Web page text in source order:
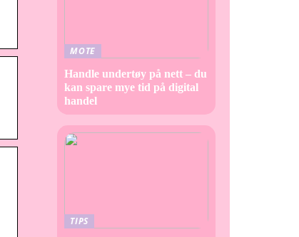
MOTE
Handle undertøy på nett – du
kan spare mye tid på digital
handel
TIPS